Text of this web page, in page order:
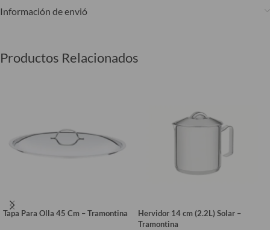
Información de envió
Productos Relacionados
Tapa Para Olla 45 Cm – Tramontina
Hervidor 14 cm (2.2L) Solar –
Tramontina